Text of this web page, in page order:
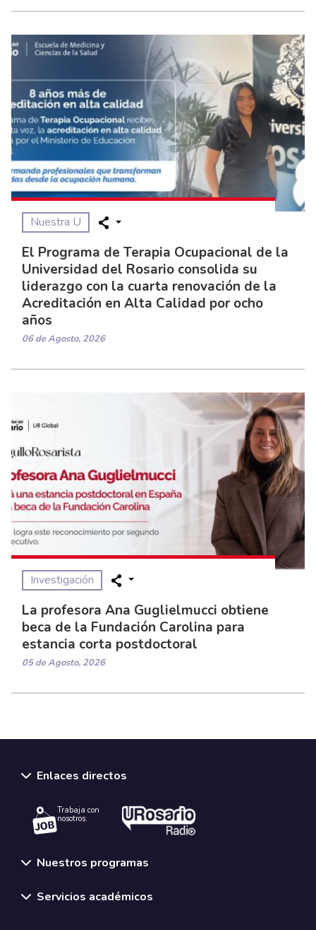
Nuestra U
El Programa de Terapia Ocupacional de la
Universidad del Rosario consolida su
liderazgo con la cuarta renovación de la
Acreditación en Alta Calidad por ocho
años
06 de Agosto, 2026
Investigación
La profesora Ana Guglielmucci obtiene
beca de la Fundación Carolina para
estancia corta postdoctoral
05 de Agosto, 2026
Enlaces directos
Trabaja con
nosotros.
Nuestros programas
Servicios académicos